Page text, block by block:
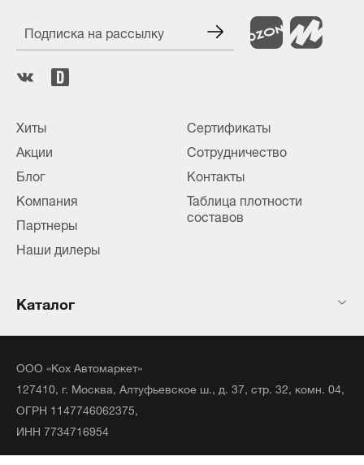
Подписка на рассылку
Хиты
Акции
Блог
Компания
Партнеры
Наши дилеры
Сертификаты
Сотрудничество
Контакты
Таблица плотности
составов
Каталог
ООО «Кох Автомаркет»
127410, г. Москва, Алтуфьевское ш., д. 37, стр. 32, комн. 04,
ОГРН 1147746062375,
ИНН 7734716954